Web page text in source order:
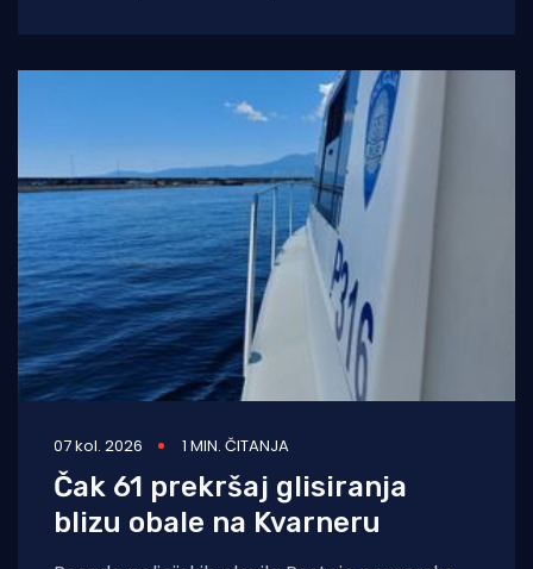
07 kol. 2026 1 MIN. ČITANJA
Čak 61 prekršaj glisiranja
blizu obale na Kvarneru